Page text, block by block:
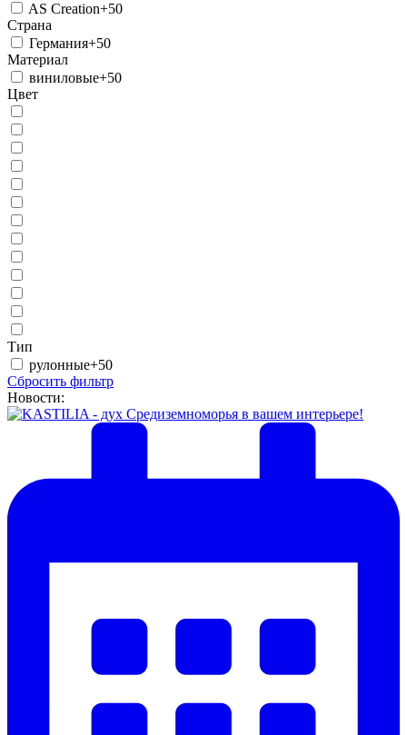
AS Creation+50
Страна
Германия+50
Материал
виниловые+50
Цвет
Тип
рулонные+50
Сбросить фильтр
Новости: